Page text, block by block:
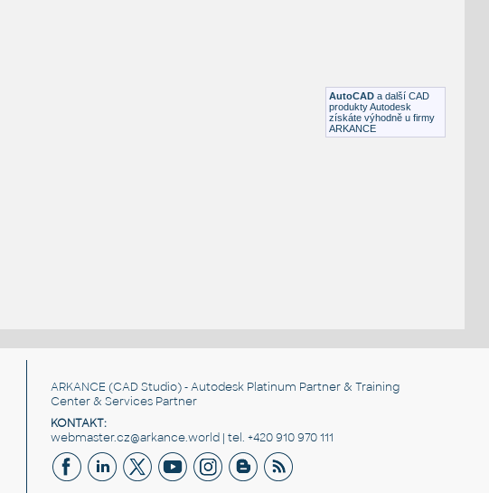
AutoCAD a další CAD
produkty Autodesk
získáte výhodně u firmy
ARKANCE
ARKANCE (CAD Studio) - Autodesk Platinum Partner & Training
Center & Services Partner
KONTAKT:
webmaster.cz@arkance.world | tel. +420 910 970 111